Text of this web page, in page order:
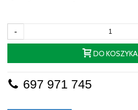
-
DO KOSZYKA
697 971 745